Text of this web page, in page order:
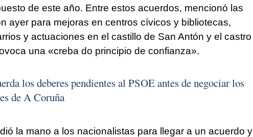
de este año. Entre estos acuerdos, mencionó las
ayer para mejoras en centros cívicos y bibliotecas,
y actuaciones en el castillo de San Antón y el castro
una «creba do principio de confianza».
los deberes pendientes al PSOE antes de negociar los
de A Coruña
la mano a los nacionalistas para llegar a un acuerdo y